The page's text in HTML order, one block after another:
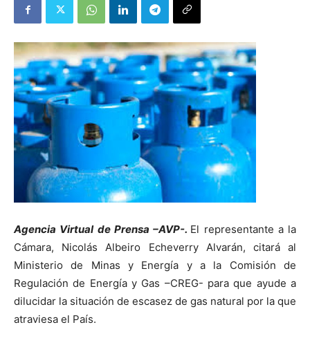
Agencia Virtual de Prensa –AVP-. El representante a la
Cámara, Nicolás Albeiro Echeverry Alvarán, citará al
Ministerio de Minas y Energía y a la Comisión de
Regulación de Energía y Gas –CREG- para que ayude a
dilucidar la situación de escasez de gas natural por la que
atraviesa el País.